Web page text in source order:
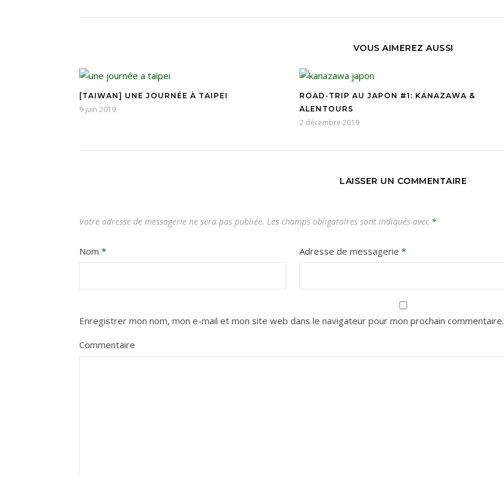
VOUS AIMEREZ AUSSI
[TAIWAN] UNE JOURNÉE À TAIPEI
9 juin 2019
ROAD-TRIP AU JAPON #1: KANAZAWA &
ALENTOURS
2 décembre 2019
LAISSER UN COMMENTAIRE
Votre adresse de messagerie ne sera pas publiée. Les champs obligatoires sont indiqués avec *
Nom * Adresse de messagerie*
Enregistrer mon nom, mon e-mail et mon site web dans le navigateur pour mon prochain commentaire.
Commentaire